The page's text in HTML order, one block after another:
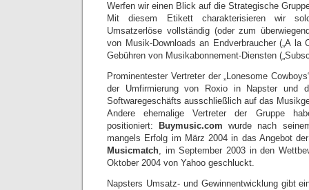
Werfen wir einen Blick auf die Strategische
Mit diesem Etikett charakterisieren wir
Umsatzerlöse vollständig (oder zum
von Musik-Downloads an Endverbraucher („A la
Gebühren von Musikabonnement-Diensten
Prominentester Vertreter der „Lonesome
der Umfirmierung von Roxio in Napster und
Softwaregeschäfts ausschließlich auf das
Andere ehemalige Vertreter der Gruppe
positioniert:
Buymusic.com wurde nach
mangels Erfolg im März 2004 in das Angebot
Musicmatch, im September 2003 in den
Oktober 2004 von Yahoo geschluckt.
Napsters Umsatz- und Gewinnentwicklung gibt